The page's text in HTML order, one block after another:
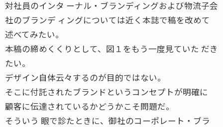
対社員のインタ ーナル・ブランディングおよび物流子会
社のブランデ ィングについては近く本誌で稿を改めて
述べてみたい。
本稿の締めくくりとして、図１をもう一度見ていた だき
たい。
デザイン自体云々するのが目的ではない。
そこに付託されたブランドというコンセプトが明確に
顧客に伝達されているかどうかこそ問題だ。
そういう 眼で診たときに、御社のコーポレート・ブラ